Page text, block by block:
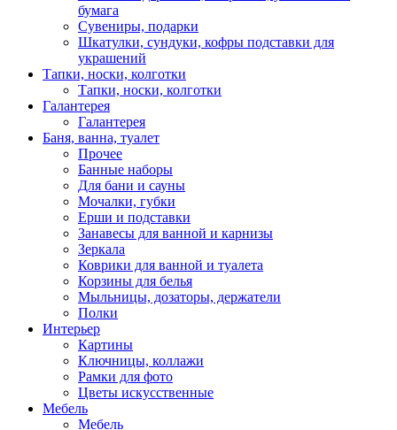
бумага
Сувениры, подарки
Шкатулки, сундуки, кофры подставки для
украшений
Тапки, носки, колготки
Тапки, носки, колготки
Галантерея
Галантерея
Баня, ванна, туалет
Прочее
Банные наборы
Для бани и сауны
Мочалки, губки
Ерши и подставки
Занавесы для ванной и карнизы
Зеркала
Коврики для ванной и туалета
Корзины для белья
Мыльницы, дозаторы, держатели
Полки
Интерьер
Картины
Ключницы, коллажи
Рамки для фото
Цветы искусственные
Мебель
Мебель